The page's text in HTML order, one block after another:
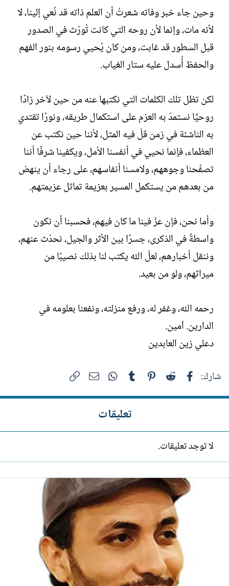
وحين جاء خبر وفاته شعرتُ أن العلم ذاته قد نُعي إلينا، لا
لأنه مات، وإنما لأن روحه التي كانت تُورّث في الصدور
قبل السطور قد غابت، ومن كان يُحيي رسومه بنور الفهم
والحفظ أُسدل عليه ستار الغياب.
لكن تظل تلك الكلمات التي نكتبها عنه من حين لآخر زادًا
روحيًّا نستمدّ به العزم على استكمال طريقه، ونورًا تقتدي
به الناشئة في زمن قلّ فيه المثل، لأننا حين نكتب عن
العظماء، فإنما نحيي في أنفسنا الأمل، ويكفينا شرفًا أننا
تصفّحنا وجوههم، ولامسنا أنفاسهم، على رجاء أن ينهض
من بعدهم من يستكمل المسير بعزيمة تماثل عزيمتهم.
وأما نحن، فإن عزّ فينا ما كان فيهم، فحسبنا أن نكون
واسطةً في الذكرى، جسرًا بين الأثر والجيل، نحدّث عنهم،
وننقل أخبارهم، لعلّ الله يكتب لنا بذلك نصيبًا من
ميراثهم، ولو من بعيد.
رحمه الله، وغفر له، ورفع منزلته، ونفعنا بعلومه في
الدارين. آمين.
دعلي زين العابدين
شارك: فيسبوك Reddit
Pinterest
Tumblr
WhatsAppالبريد الإلكتروني
تعليقات
لا توجد تعليقات.